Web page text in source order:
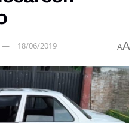
18/06/2019 AA